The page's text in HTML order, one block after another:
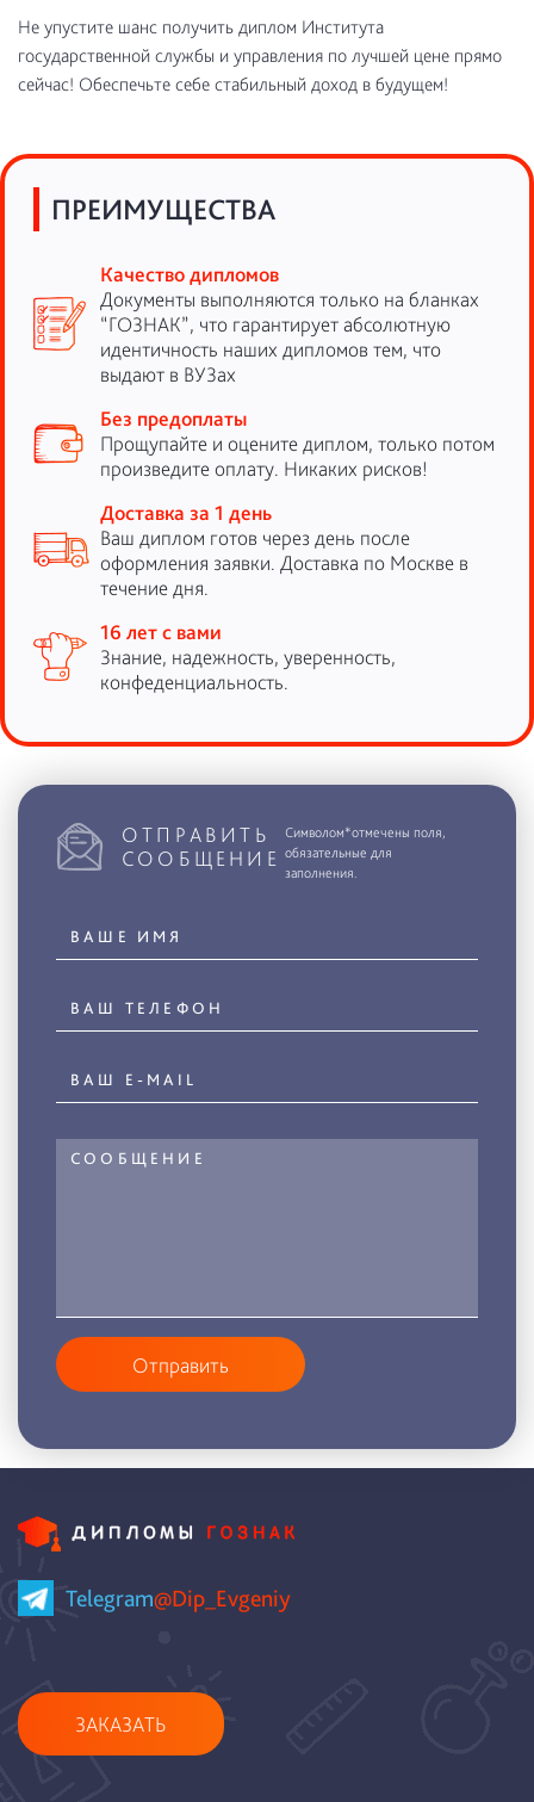
Не упустите шанс получить диплом Института
государственной службы и управления по лучшей цене прямо
сейчас! Обеспечьте себе стабильный доход в будущем!
ПРЕИМУЩЕСТВА
Качество дипломов
Документы выполняются только на бланках
“ГОЗНАК”, что гарантирует абсолютную
идентичность наших дипломов тем, что
выдают в ВУЗах
Без предоплаты
Прощупайте и оцените диплом, только потом
произведите оплату. Никаких рисков!
Доставка за 1 день
Ваш диплом готов через день после
оформления заявки. Доставка по Москве в
течение дня.
16 лет с вами
Знание, надежность, уверенность,
конфеденциальность.
ОТПРАВИТЬ
СООБЩЕНИЕ
Символом*отмечены поля,
обязательные для
заполнения.
Отправить
Telegram@Dip_Evgeniy
ЗАКАЗАТЬ